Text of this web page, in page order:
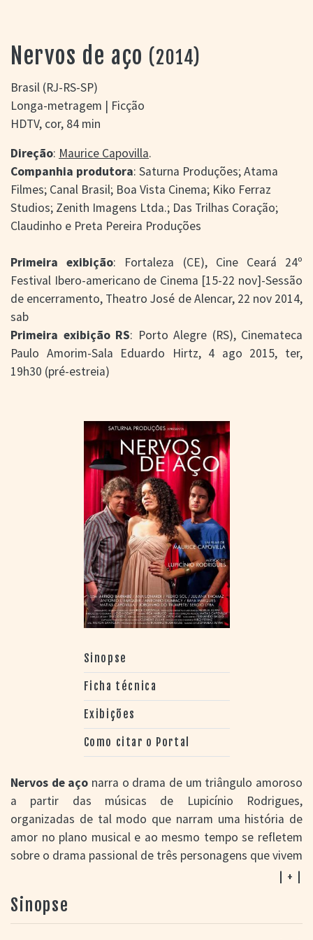
PORTAL DO
CINEMA GAÚCHO
> BUSCA AVANÇADA
> LISTA DE FILMES
> FILMOGRAFIAS DE
> DISCOGRAFIAS
> BIBLIOGRAFIAS
CONTATO E
LOCALIZAÇÃO
Nervos de aço (2014)
Brasil (RJ-RS-SP)
Longa-metragem | Ficção
HDTV, cor, 84 min
Direção: Maurice Capovilla.
Companhia produtora: Saturna Produções; Atama
Filmes; Canal Brasil; Boa Vista Cinema; Kiko Ferraz
Studios; Zenith Imagens Ltda.; Das Trilhas Coração;
Claudinho e Preta Pereira Produções
Primeira exibição: Fortaleza (CE), Cine Ceará 24º
Festival Ibero-americano de Cinema [15-22 nov]-Sessão
de encerramento, Theatro José de Alencar, 22 nov 2014,
sab
Primeira exibição RS: Porto Alegre (RS), Cinemateca
Paulo Amorim-Sala Eduardo Hirtz, 4 ago 2015, ter,
19h30 (pré-estreia)
Sinopse
Ficha técnica
Exibições
Como citar o Portal
Nervos de aço narra o drama de um triângulo amoroso
a partir das músicas de Lupicínio Rodrigues,
organizadas de tal modo que narram uma história de
amor no plano musical e ao mesmo tempo se refletem
sobre o drama passional de três personagens que vivem
no presente. Ao escolher a música de Lupicínio
quer é valorizar a memória de um dos mestres da
música popular brasileira e ao mesmo tempo propor
| + |
Sinopse